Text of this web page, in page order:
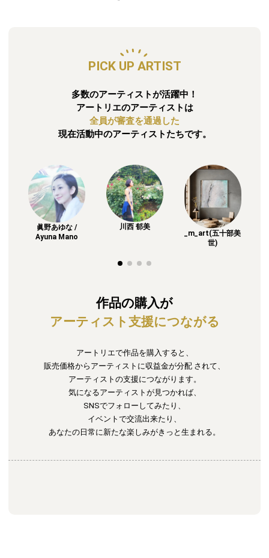
PICK UP ARTIST
多数のアーティストが活躍中！
アートリエのアーティストは
全員が審査を通過した
現在活動中のアーティストたちです。
眞野あゆな /
Ayuna Mano
川西 郁美
_m_art(五十部美
世)
作品の購入が
アーティスト支援につながる
アートリエで作品を購入すると、
販売価格からアーティストに収益金が分配 されて、
アーティストの支援につながります。
気になるアーティストが見つかれば、
SNSでフォローしてみたり、
イベントで交流出来たり、
あなたの日常に新たな楽しみがきっと生まれる。